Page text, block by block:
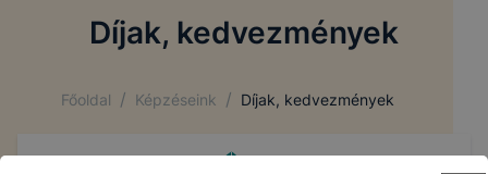
Díjak, kedvezmények
Főoldal / Képzéseink / Díjak, kedvezmények